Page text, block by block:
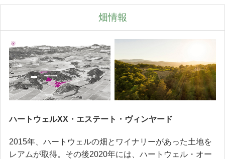
畑情報
ハートウェルXX・エステート・ヴィンヤード
2015年、ハートウェルの畑とワイナリーがあった土地を
レアムが取得。その後2020年には、ハートウェル・オー